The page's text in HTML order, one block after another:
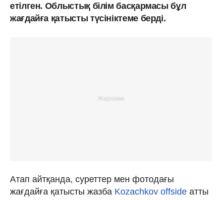
етілген. Облыстық білім басқармасы бұл
жағдайға қатысты түсініктеме берді.
Атап айтқанда, суреттер мен фотодағы
жағдайға қатысты жазба Kozachkov offside атты